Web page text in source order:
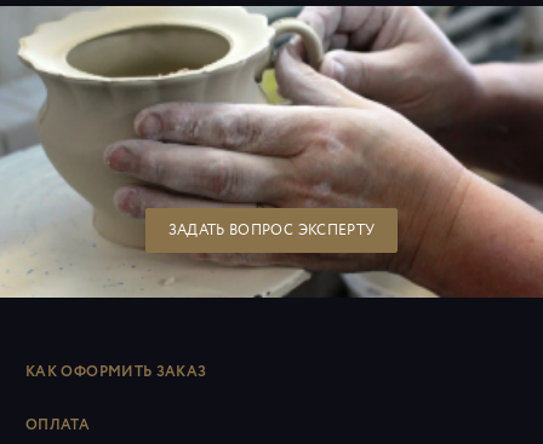
ЗАДАТЬ ВОПРОС ЭКСПЕРТУ
КАК ОФОРМИТЬ ЗАКАЗ
ОПЛАТА